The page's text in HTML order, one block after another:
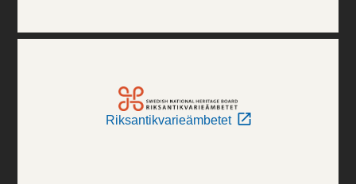
Riksantikvarieämbetet